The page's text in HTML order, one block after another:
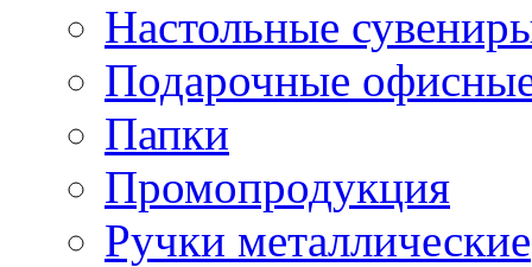
Настольные
Подарочные
Папки
Промопродукция
Ручки металлические